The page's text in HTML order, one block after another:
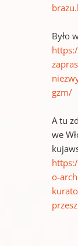
Było
gzm/
A tu
we
o-